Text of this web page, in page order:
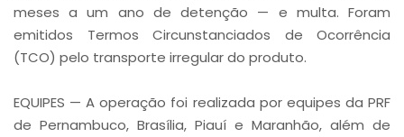
meses a um ano de detenção — e multa. Foram
emitidos Termos Circunstanciados de Ocorrência
(TCO) pelo transporte irregular do produto.
EQUIPES — A operação foi realizada por equipes da PRF
de Pernambuco, Brasília, Piauí e Maranhão, além de